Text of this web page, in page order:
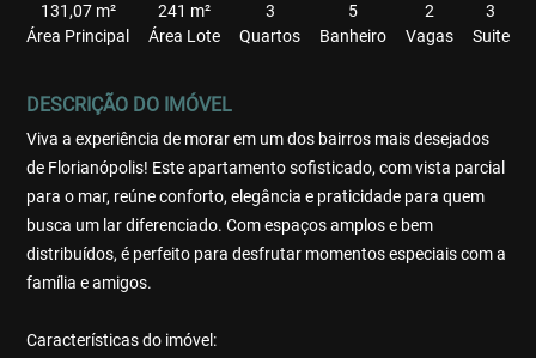
131,07 m²
Área Principal
241 m²
Área Lote
3
Quartos
5
Banheiro
2
Vagas
3
Suite
DESCRIÇÃO DO IMÓVEL
Viva a experiência de morar em um dos bairros mais desejados
de Florianópolis! Este apartamento sofisticado, com vista parcial
para o mar, reúne conforto, elegância e praticidade para quem
busca um lar diferenciado. Com espaços amplos e bem
distribuídos, é perfeito para desfrutar momentos especiais com a
família e amigos.
Características do imóvel: